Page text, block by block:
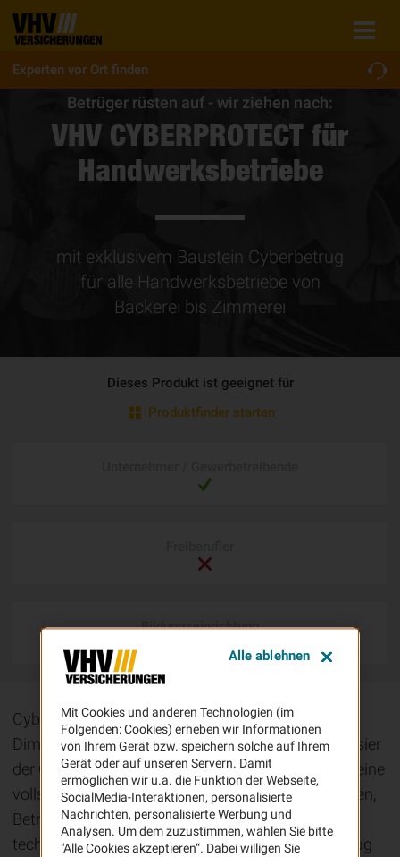
Experten vor Ort finden
Betrüger rüsten auf - wir ziehen nach:
VHV CYBERPROTECT für
Handwerksbetriebe
mit exklusivem Baustein Cyberbetrug
für alle Handwerksbetriebe von
Bäckerei bis Zimmerei
Dieses Produkt ist geeignet für
Produktfinder starten
Bildungseinrichtung
Cyberkriminalität erreicht mittlerweile neue
Dimensionen – selbst Kleinbetriebe geraten ins Visier
der Online-Betrüger. Aus diesem Grund haben wir eine
vollständige Cyberdeckung inkl. Vertrauensschaden,
Betriebsunterbrechung bei Cloudausfall und
technischen Problemen sowie optional Cyberbetrug
Mit Cookies und anderen Technologien (im
Folgenden: Cookies) erheben wir Informationen
von Ihrem Gerät bzw. speichern solche auf Ihrem
Gerät oder auf unseren Servern. Damit
ermöglichen wir u.a. die Funktion der Webseite,
SocialMedia-Interaktionen, personalisierte
Nachrichten, personalisierte Werbung und
Analysen. Um dem zuzustimmen, wählen Sie bitte
"Alle Cookies akzeptieren“. Dabei willigen Sie
Alle ablehnen